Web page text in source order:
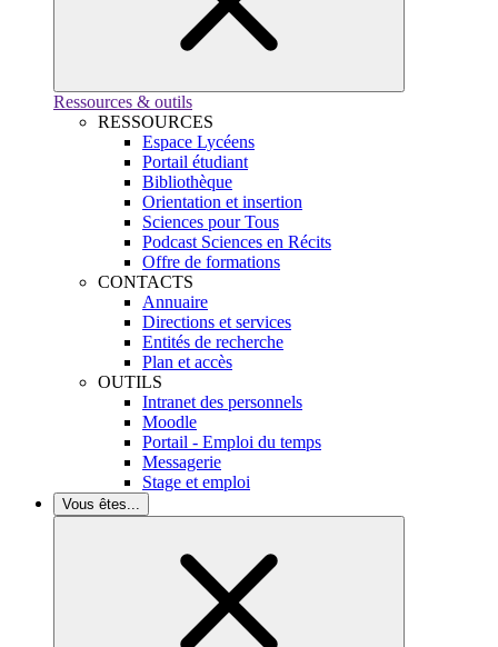
Ressources & outils
RESSOURCES
Espace Lycéens
Portail étudiant
Bibliothèque
Orientation et insertion
Sciences pour Tous
Podcast Sciences en Récits
Offre de formations
CONTACTS
Annuaire
Directions et services
Entités de recherche
Plan et accès
OUTILS
Intranet des personnels
Moodle
Portail - Emploi du temps
Messagerie
Stage et emploi
Vous êtes...